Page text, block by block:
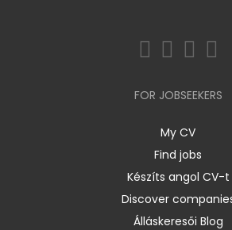
FOR JOBSEEKERS
My CV
Find jobs
Készíts angol CV-t
Discover
Álláskeresői Blog